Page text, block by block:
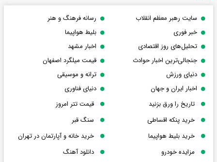
سایت رهبر معظم انقلاب
رسانه فرهنگ و هنر
خبر فوری
بلیط هواپیما
تحلیل‌های روز اقتصادی
اخبار مشهد
جنجالی‌ترین اخبار حوادث
قیمت میلگرد اصفهان
دنیای ورزش
ترانه و موسیقی
اخبار ایران و جهان
دنیای فناوری
تاریخ را ورق بزنید
قیمت تتر امروز
خرید پنکه اقساطی
سنگ قبر
خرید بلیط هواپیما
خرید خانه و آپارتمان در تهران
مزایده خودرو
دانلود آهنگ